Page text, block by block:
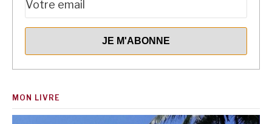
MON LIVRE